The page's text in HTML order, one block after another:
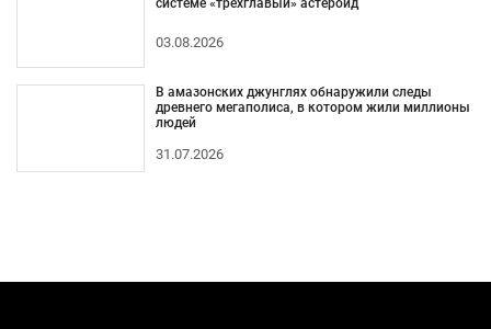
системе «трехглавый» астероид
03.08.2026
В амазонских джунглях обнаружили следы
древнего мегаполиса, в котором жили миллионы
людей
31.07.2026